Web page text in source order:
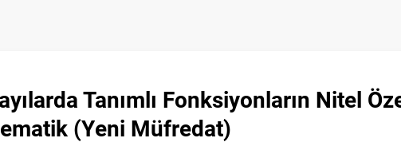
Tanımlı Fonksiyonların Nitel
(Yeni Müfredat)